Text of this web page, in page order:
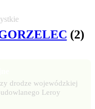
(2)
drodze wojewódzkiej
Leroy